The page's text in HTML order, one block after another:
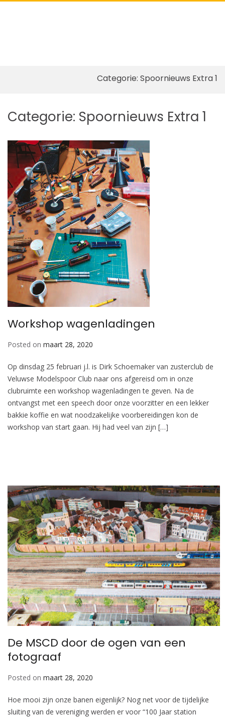
Categorie: Spoornieuws Extra 1
Categorie: Spoornieuws Extra 1
Workshop wagenladingen
Posted on maart 28, 2020
Op dinsdag 25 februari j.l. is Dirk Schoemaker van zusterclub de
Veluwse Modelspoor Club naar ons afgereisd om in onze
clubruimte een workshop wagenladingen te geven. Na de
ontvangst met een speech door onze voorzitter en een lekker
bakkie koffie en wat noodzakelijke voorbereidingen kon de
workshop van start gaan. Hij had veel van zijn […]
De MSCD door de ogen van een
fotograaf
Posted on maart 28, 2020
Hoe mooi zijn onze banen eigenlijk? Nog net voor de tijdelijke
sluiting van de vereniging werden er voor “100 Jaar station